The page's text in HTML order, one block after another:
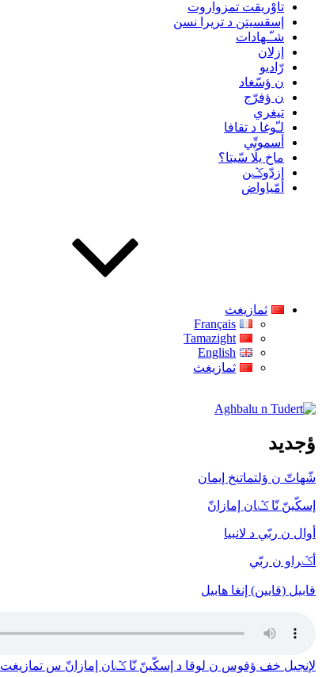
تاوْريقت تمزواروت
إسقسيتن د تريرا نسن
شـّـهادات
إزلان
رّاديو
ن ؤسّغاد
ن ؤفرّج
تيغري
لـّوغا د تقافا
أسموتّي
ماخ يلَا سّيتا؟
إزدّوݣن
أمّياواض
ثمازيغث
Français
Tamazight
English
ثمازيغث
Aghbalu n Tudert
ؤجديد
شّهاتّ ن ؤلتماتنخ إيمان
إسكّينّ نّا ݣان إمازانّ
أوال ن ربّي د لانبيا
أݣراو ن ربّي
قابيل (قايين) إنغا هابيل
لإنجيل خف ﺅفوس ن لوقا د إسكّينّ نّا ݣان إمازانّ س تمازيغت